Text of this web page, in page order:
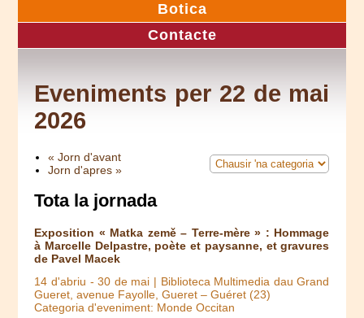
Botica
Contacte
Eveniments per 22 de mai
2026
« Jorn d'avant
Jorn d'apres »
Tota la jornada
Exposition « Matka země – Terre-mère » : Hommage
à Marcelle Delpastre, poète et paysanne, et gravures
de Pavel Macek
14 d'abriu -30 de mai | Biblioteca Multimedia dau Grand
Gueret, avenue Fayolle, Gueret – Guéret (23)
Categoria d'eveniment: Monde Occitan